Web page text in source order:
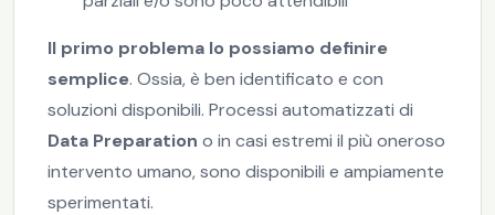
Il primo problema lo possiamo definire
semplice. Ossia, è ben identificato e con
soluzioni disponibili. Processi automatizzati di
Data Preparation o in casi estremi il più oneroso
intervento umano, sono disponibili e ampiamente
sperimentati.